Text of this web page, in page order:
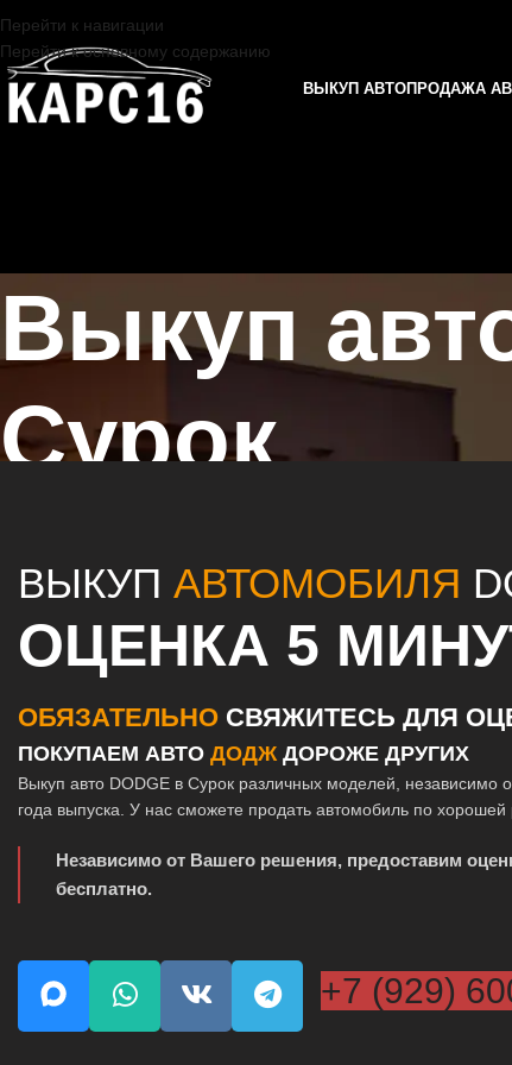
Перейти к навигации
Перейти к основному содержанию
ВЫКУП АВТОПРОДАЖА
Выкуп
Сурок
ВЫКУП АВТОМОБИЛЯ
ОЦЕНКА 5
ОБЯЗАТЕЛЬНО СВЯЖИТЕСЬ ДЛЯ
ПОКУПАЕМ АВТО ДОДЖ ДОРОЖЕ ДРУГИХ
Выкуп авто DODGE в Сурок различных моделей, независимо
года выпуска. У нас сможете продать автомобиль по хорошей
Независимо от Вашего решения, предоставим
бесплатно.
+7 (929)